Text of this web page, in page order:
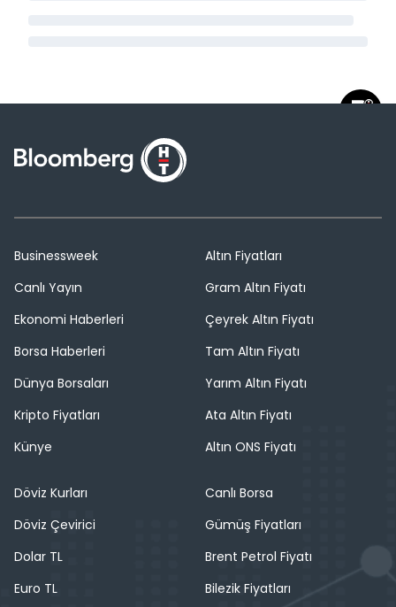
Businessweek
Canlı Yayın
Ekonomi Haberleri
Borsa Haberleri
Dünya Borsaları
Kripto Fiyatları
Künye
Altın Fiyatları
Gram Altın Fiyatı
Çeyrek Altın Fiyatı
Tam Altın Fiyatı
Yarım Altın Fiyatı
Ata Altın Fiyatı
Altın ONS Fiyatı
Döviz Kurları
Döviz Çevirici
Dolar TL
Euro TL
Canlı Borsa
Gümüş Fiyatları
Brent Petrol Fiyatı
Bilezik Fiyatları